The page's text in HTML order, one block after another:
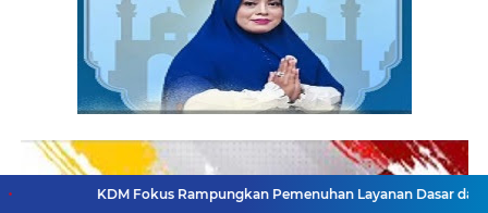
KDM Fokus Rampungkan Pemenuhan Layanan Dasar dan Konektivitas